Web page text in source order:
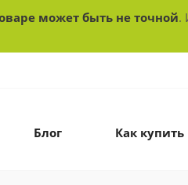
может быть не точной.
Блог Как купить